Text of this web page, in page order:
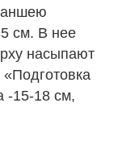
см. В нее
насыпают
«Подготовка
-15-18 см,